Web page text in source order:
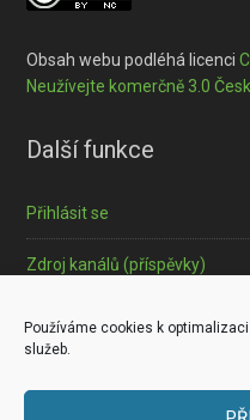
Používáme cookies k
služeb.
Obsah webu podléhá licenci
Neužívejte komerčně 3.0
Další funkce
Přihlásit se
Zdroj kanálů (příspěvky)